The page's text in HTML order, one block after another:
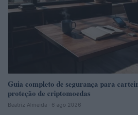
Guia completo de segurança para
proteção de criptomoedas
Beatriz Almeida · 6 ago 2026